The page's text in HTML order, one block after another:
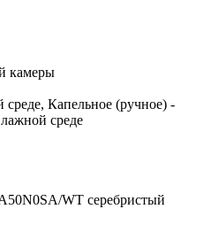
камеры
среде, Капельное (ручное) -
среде
WT серебристый